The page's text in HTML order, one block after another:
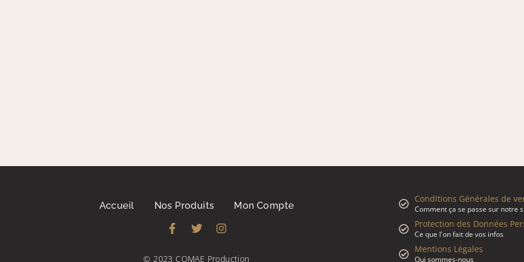
Accueil Nos Produits Mon Compte
© 2023 COMAE Production
Conditions Générales de
Comment ça se passe sur notre
Protection des Données
Ce que l'on fait de vos infos
Mentions Légales
Qui sommes-nous